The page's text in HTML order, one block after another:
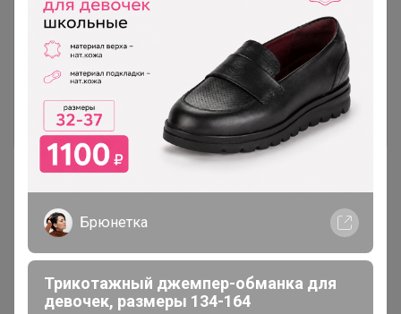
Чтобы ответить или задать вопрос
необходимо авторизоваться на сайте
Это займет меньше минуты
Войти Зарегистрироваться
Реклама
Как здесь все устроено?
Брюнетка
Трикотажный джемпер-обманка для
девочек, размеры 134-164